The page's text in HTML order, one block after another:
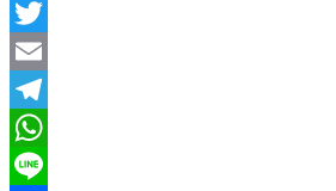
Facebook
Twitter
Email
Telegram
WhatsApp